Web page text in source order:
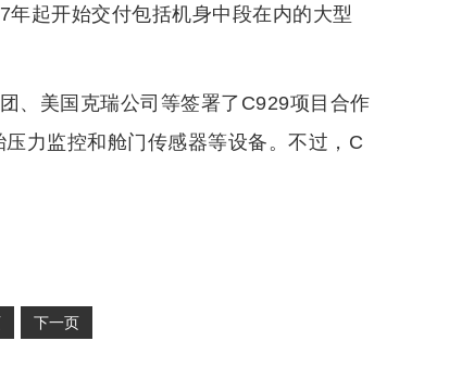
起开始交付包括机身中段在内的大型
、美国克瑞公司等签署了C929项目合作
力监控和舱门传感器等设备。不过，C
下一页